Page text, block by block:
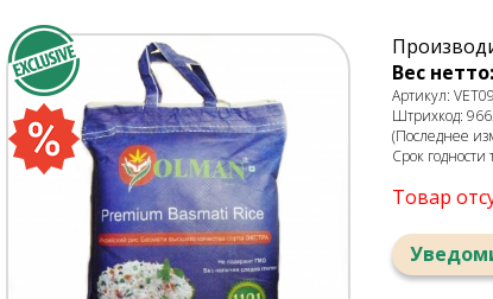
Вес
Артикул:
Штрихкод:
(Последнее
Срок
Товар